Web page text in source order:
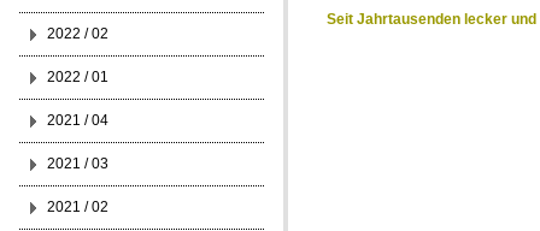
Seit Jahrtausenden lecker
2022 / 02
2022 / 01
2021 / 04
2021 / 03
2021 / 02